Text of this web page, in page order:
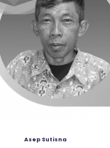
Asep Sutisna